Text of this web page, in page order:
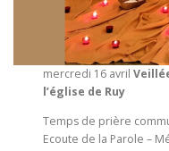
mercredi 16 avril
l’église de Ruy
Temps de prière
Ecoute de la Parole –